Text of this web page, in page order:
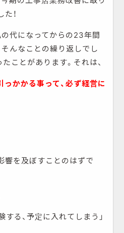
！
代になってからの23年間
んなことの繰り返しでし
ことがあります。それは、
かかる事って、必ず経営に
響を及ぼすことのはずで
する、予定に入れてしまう」